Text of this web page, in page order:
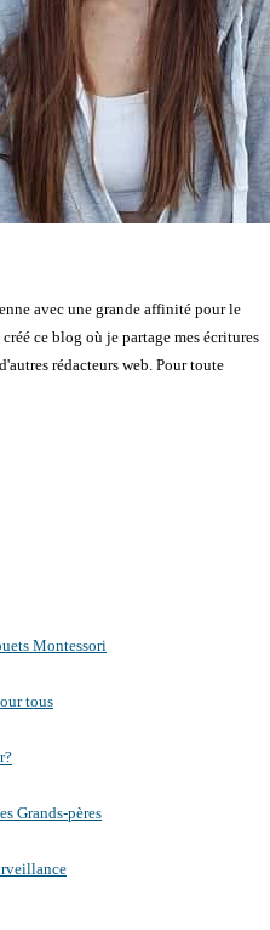
avec une grande affinité pour le
ce blog où je partage mes écritures
rédacteurs web. Pour toute
Montessori
tous
Grands-pères